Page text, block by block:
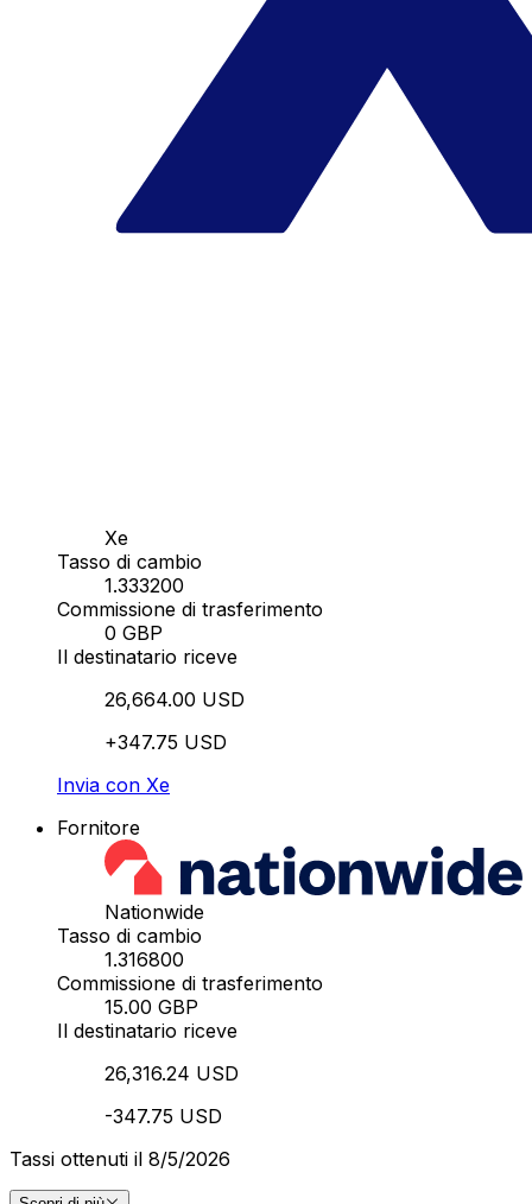
Xe
Tasso di cambio
1.333200
Commissione di trasferimento
0 GBP
Il destinatario riceve
26,664.00 USD
+347.75 USD
Invia con Xe
Fornitore
Nationwide
Tasso di cambio
1.316800
Commissione di trasferimento
15.00 GBP
Il destinatario riceve
26,316.24 USD
-347.75 USD
Tassi ottenuti il 8/5/2026